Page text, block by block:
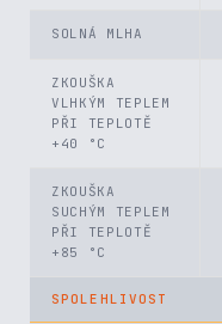
SOLNÁ MLHA
ZKOUŠKA
VLHKÝM TEPLEM
PŘI TEPLOTĚ
+40 °C
ZKOUŠKA
SUCHÝM TEPLEM
PŘI TEPLOTĚ
+85 °C
SPOLEHLIVOST